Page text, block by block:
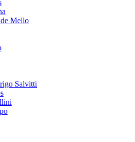
Mello
Salvitti